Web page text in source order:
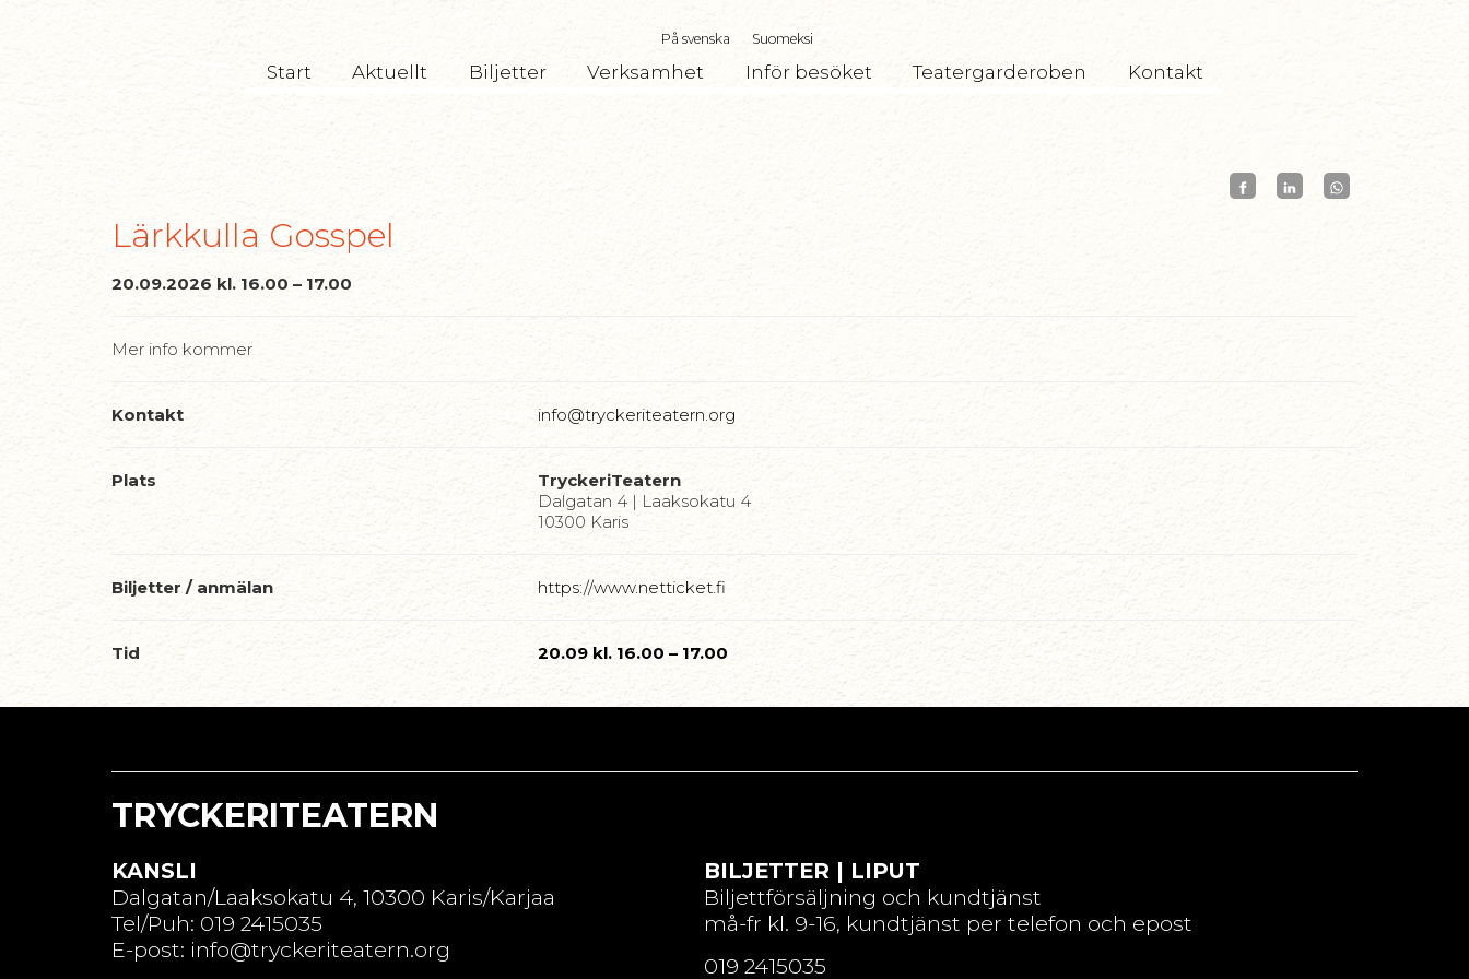
På svenska Suomeksi
Start Aktuellt Biljetter Verksamhet Inför besöket Teatergarderoben Kontakt
Lärkkulla Gosspel
20.09.2026 kl. 16.00 – 17.00
Mer info kommer
Kontakt info@tryckeriteatern.org
Plats
TryckeriTeatern
Dalgatan 4 | Laaksokatu 4
10300 Karis
Biljetter / anmälan https://www.netticket.fi
Tid 20.09 kl. 16.00 – 17.00
TRYCKERITEATERN
KANSLI
Dalgatan/Laaksokatu 4, 10300 Karis/Karjaa
Tel/Puh: 019 2415035
E-post: info@tryckeriteatern.org
BILJETTER | LIPUT
Biljettförsäljning och kundtjänst
må-fr kl. 9-16, kundtjänst per telefon och epost
019 2415035